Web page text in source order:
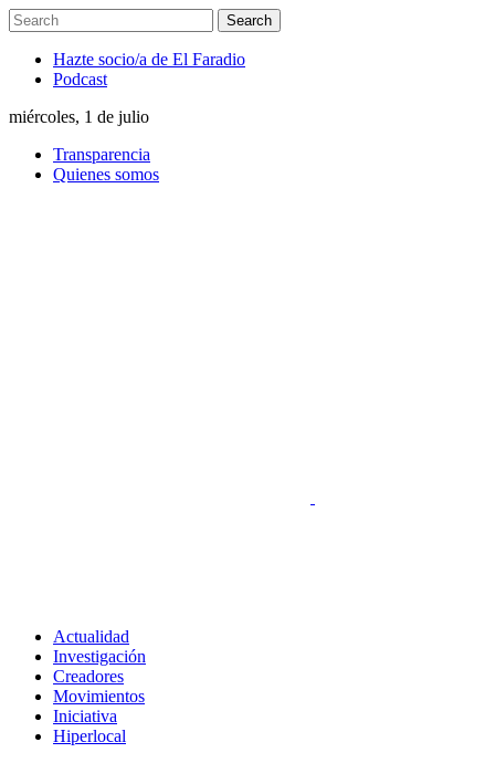
Hazte socio/a de El Faradio
Podcast
miércoles, 1 de julio
Transparencia
Quienes somos
Actualidad
Investigación
Creadores
Movimientos
Iniciativa
Hiperlocal